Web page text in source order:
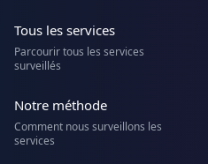
Tous les services
Parcourir tous les services
surveillés
Notre méthode
Comment nous surveillons les
services